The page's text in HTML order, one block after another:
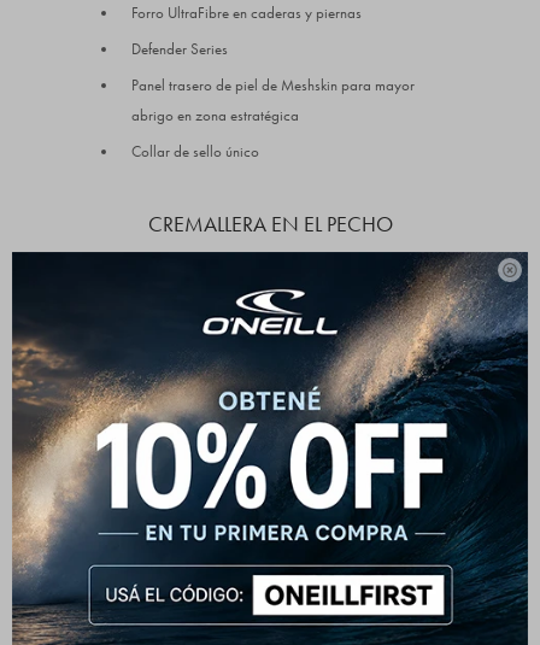

Forro UltraFibre en caderas y piernas
Defender Series
Panel trasero de piel de Meshskin para mayor
abrigo en zona estratégica
Collar de sello único
CREMALLERA EN EL PECHO
La entrada frontal con cremallera superior (cofre) utiliza
un panel de cremallera flotante libre y una barrera anti-
descarga con orificios de drenaje para mantenerte seco y
NEOPRENO ULTRAFLEX DS
Neopreno súper elástico de alto rendimiento con una piel
exterior duradera que resiste tirones y desgarros del
velcro. Factor de estiramiento: 150%
CORTAFUEGOS POLARFLEX
Cortafuegos PolarFlex a través del pecho y brazos con